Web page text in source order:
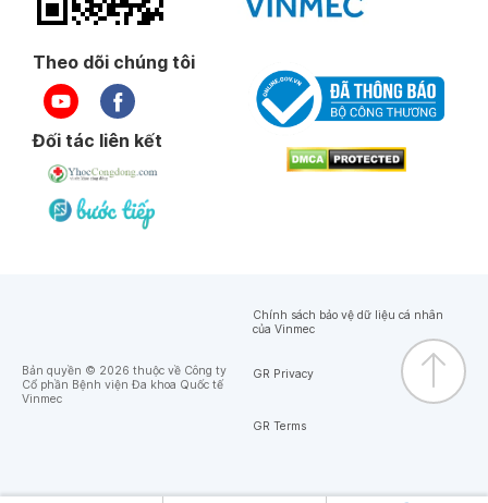
Theo dõi chúng tôi
Đối tác liên kết
Bản quyền © 2026 thuộc về Công ty
Cổ phần Bệnh viện Đa khoa Quốc tế
Vinmec
Chính sách bảo vệ dữ liệu cá nhân
của Vinmec
GR Privacy
GR Terms